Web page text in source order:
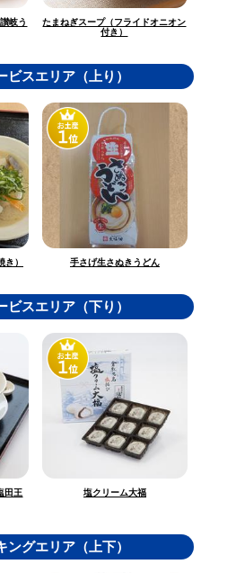
岐う たまねぎスープ（フライドオニオン
付き）
ビスエリア（上り）
） 手さげ生さぬきうどん
ビスエリア（下り）
田王 塩クリーム大福
ングエリア（上下）